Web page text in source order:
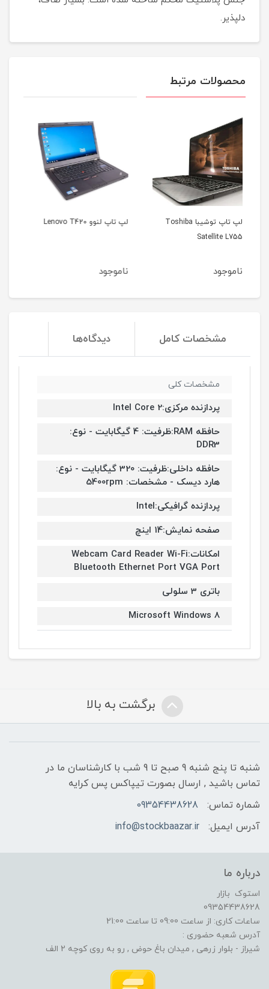
دلپذیر.
محصولات مرتبط
لپ تاپ لنوو Lenovo T420
ناموجود
لپ تاپ اپل مک بوک ایر
ناموجود
مشخصات کامل دیدگاه‌ها
مشخصات کلی
پردازنده مرکزی:Intel Core 2
حافظه RAM:ظرفیت: 4 گیگابایت - نوع:
DDR3
حافظه داخلی:ظرفیت: 320 گیگابایت - نوع:
هارد دیسک - مشخصات: 5400rpm
پردازنده گرافیکی:Intel
صفحه نمایش:14 اینچ
امکانات:Webcam Card Reader Wi-Fi
Bluetooth Ethernet Port VGA Port
باتری 3 سلولی
Microsoft Windows 8
برگشت به بالا
شنبه تا پنج شنبه 9 صبح تا 9 شب با کارشناسان ما در
تماس باشید , ارسال بصورت تیپاکس پس کرایه
شماره تماس:
09354438628
آدرس ایمیل:
info@stockbaazar.ir
درباره ما
استوک بازار
09354438628
ساعات کاری: از ساعت 09:00 تا ساعت 21:00
آدرس شعبه حضوری :
شیراز - بلوار زرهی , میدان باغ حوض , رو به روی کوچه 2 الف